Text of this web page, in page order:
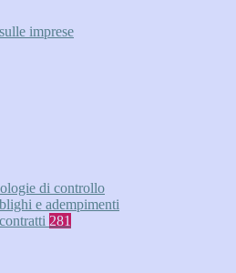
imprese
di controllo
e adempimenti
281